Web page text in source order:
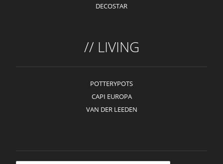
DECOSTAR
// LIVING
POTTERYPOTS
CAPI EUROPA
VAN DER LEEDEN